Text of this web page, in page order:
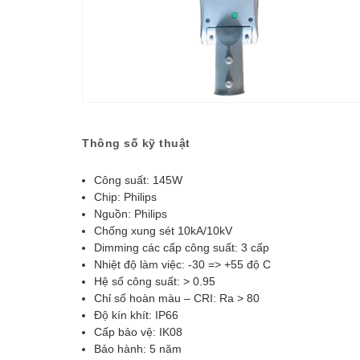
Thông số kỹ thuật
Công suất: 145W
Chip: Philips
Nguồn: Philips
Chống xung sét 10kA/10kV
Dimming các cấp công suất: 3 cấp
Nhiệt độ làm việc: -30 => +55 độ C
Hệ số công suất: > 0.95
Chỉ số hoàn màu – CRI: Ra > 80
Độ kín khít: IP66
Cấp bảo vệ: IK08
Bảo hành: 5 năm